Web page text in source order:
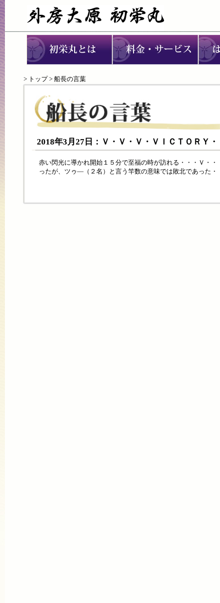
> トップ> 船長の言葉
2018年3月27日：Ｖ・Ｖ・Ｖ・ＶＩＣＴＯＲＹ・
赤い閃光に導かれ開始１５分で至福の時が訪れる・・・Ｖ・
ったが、ツゥ―（２名）と言う竿数の意味では敗北であった・